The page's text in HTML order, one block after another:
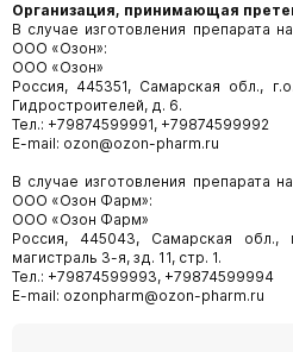
Организация, принимающая
В случае изготовления препарата
ООО «Озон»:
ООО «Озон»
Россия, 445351, Самарская обл.,
Гидростроителей, д. 6.
Тел.: +79874599991, +79874599992
E-mail: ozon@ozon-pharm.ru
В случае изготовления препарата
ООО «Озон Фарм»:
ООО «Озон Фарм»
Россия, 445043, Самарская обл.,
магистраль 3-я, зд. 11, стр. 1.
Тел.: +79874599993, +79874599994
E-mail: ozonpharm@ozon-pharm.ru